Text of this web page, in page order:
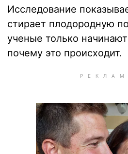
Исследование
стирает плодородную
ученые только
почему это происходит.